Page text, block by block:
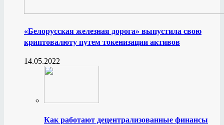
«Белорусская железная дорога» выпустила свою
криптовалюту путем токенизации активов
14.05.2022
Как работают децентрализованные финансы